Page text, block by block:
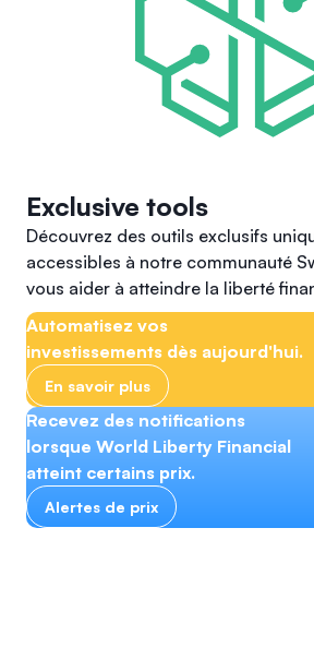
Exclusive tools
Découvrez des outils exclusifs
accessibles à notre communauté
vous aider à atteindre la liberté
Automatisez vos
investissements dès aujourd'hui.
En savoir plus
Recevez des notifications
lorsque World Liberty Financial
atteint certains prix.
Alertes de prix